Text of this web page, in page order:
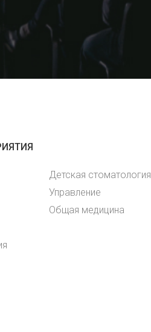
Детская стоматология
Управление
Общая медицина